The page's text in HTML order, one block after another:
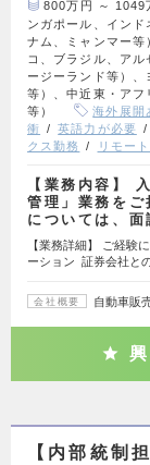
800万円 ～ 1049
ンガポール、インド
ナム、ミャンマー等
コ、ブラジル、ア
ージーランド等）
等）、中近東・アフ
等）
海外展開
衝
英語力が必要
クス勤務
リモー
【業務内容】
管理」業務を
については、
【業務詳細】 ご経験
ーション 証券会社と
会社概要 自動車販
【内部統制